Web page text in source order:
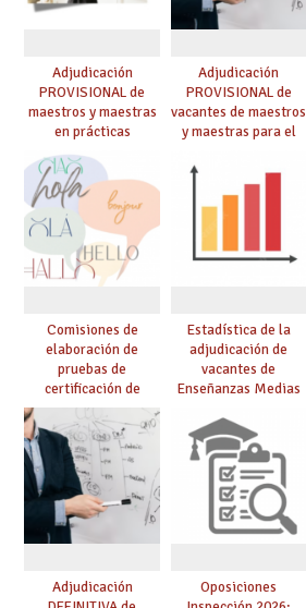
Adjudicación
PROVISIONAL de
maestros y maestras
en prácticas
Adjudicación
PROVISIONAL de
vacantes de maestros
y maestras para el
Comisiones de
elaboración de
pruebas de
certificación de
competencia
lingüística: publicada
resolución definitiva
Estadística de la
adjudicación de
vacantes de
Enseñanzas Medias
Adjudicación
Oposiciones